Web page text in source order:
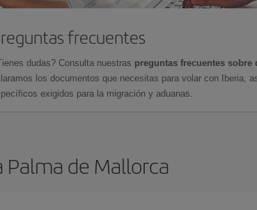
frecuentes
dudas? Consulta nuestras preguntas frecuentes sobre
los documentos que necesitas para volar con Iberia,
exigidos para la migración y aduanas.
de Mallorca